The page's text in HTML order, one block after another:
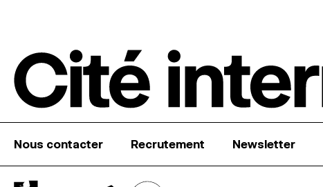
Nous contacter Recrutement Newsletter